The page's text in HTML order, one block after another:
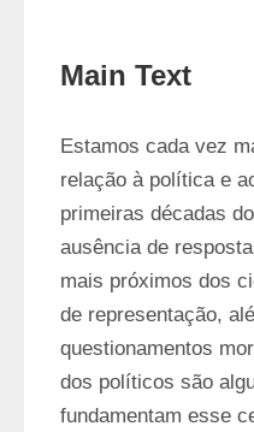
Main Text
Estamos cada vez
relação à política e
primeiras décadas
ausência de
mais próximos dos
de representação,
questionamentos
dos políticos são
fundamentam esse